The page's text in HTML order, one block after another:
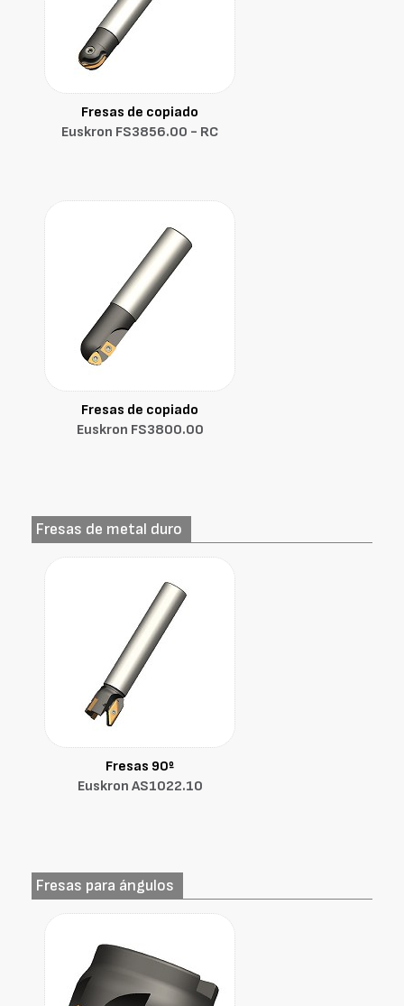
Fresas de copiado
Euskron FS3856.00 - RC
Fresas de copiado
Euskron FS3800.00
Fresas de metal duro
Fresas 90º
Euskron AS1022.10
Fresas para ángulos